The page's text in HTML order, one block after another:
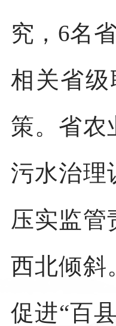
究，6名
相关省
策。省农
污水治理
压实监管
西北倾斜
促进“百